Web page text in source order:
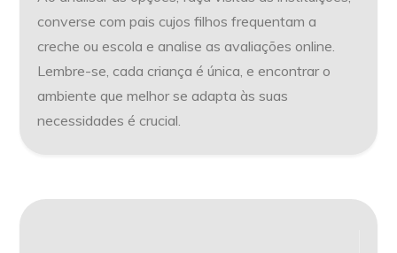
converse com pais cujos filhos frequentam a
creche ou escola e analise as avaliações online.
Lembre-se, cada criança é única, e encontrar o
ambiente que melhor se adapta às suas
necessidades é crucial.